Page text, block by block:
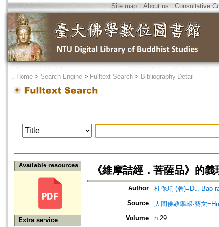
Site map．About us ． Consultative
． Home > Search Engine > Fulltext Search > Bibliography Detail
Available resources
Extra service
《維摩詰經．菩薩品》的義
Author
杜保瑞 (著)=Du, Bao-
Source
人間佛教學報‧藝文
Volume
n.29